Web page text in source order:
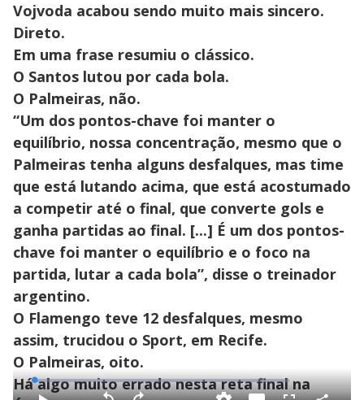
Vojvoda acabou sendo muito mais sincero.
Direto.
Em uma frase resumiu o clássico.
O Santos lutou por cada bola.
O Palmeiras, não.
“Um dos pontos-chave foi manter o
equilíbrio, nossa concentração, mesmo que o
Palmeiras tenha alguns desfalques, mas time
que está lutando acima, que está acostumado
a competir até o final, que converte gols e
ganha partidas ao final. [...] É um dos pontos-
chave foi manter o equilíbrio e o foco na
partida, lutar a cada bola”, disse o treinador
argentino.
O Flamengo teve 12 desfalques, mesmo
assim, trucidou o Sport, em Recife.
O Palmeiras, oito.
Há algo muito errado nesta reta final na
L
o